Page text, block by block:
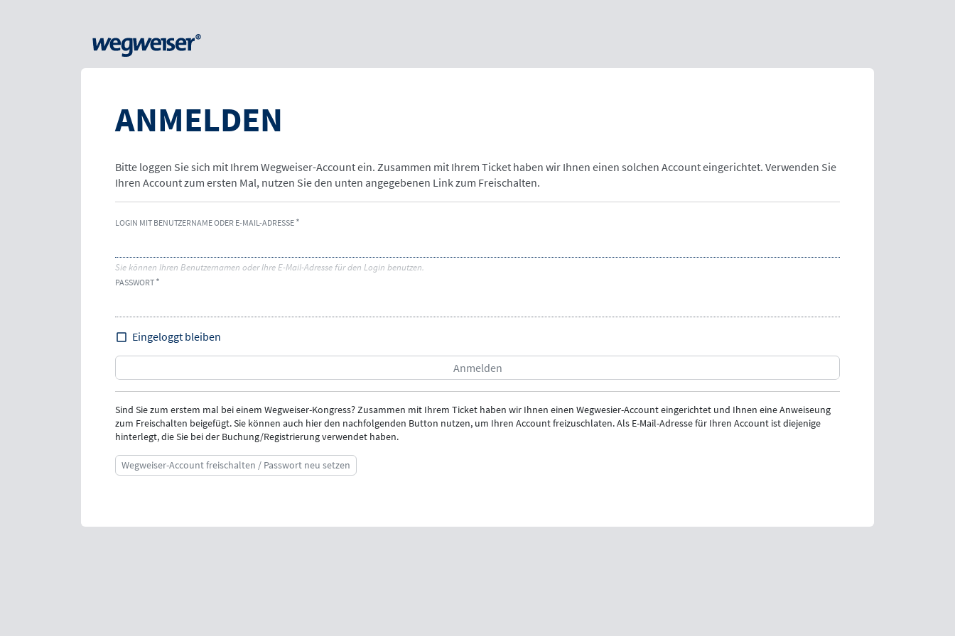
ANMELDEN
Bitte loggen Sie sich mit Ihrem Wegweiser-Account ein. Zusammen mit Ihrem Ticket haben wir Ihnen einen solchen Account eingerichtet. Verwenden Sie
Ihren Account zum ersten Mal, nutzen Sie den unten angegebenen Link zum Freischalten.
LOGIN MIT BENUTZERNAME ODER E-MAIL-ADRESSE
Sie können Ihren Benutzernamen oder Ihre E-Mail-Adresse für den Login benutzen.
PASSWORT
Eingeloggt bleiben
Sind Sie zum erstem mal bei einem Wegweiser-Kongress? Zusammen mit Ihrem Ticket haben wir Ihnen einen Wegwesier-Account eingerichtet und Ihnen eine Anweiseung
zum Freischalten beigefügt. Sie können auch hier den nachfolgenden Button nutzen, um Ihren Account freizuschlaten. Als E-Mail-Adresse für Ihren Account ist diejenige
hinterlegt, die Sie bei der Buchung/Registrierung verwendet haben.
Wegweiser-Account freischalten / Passwort neu setzen